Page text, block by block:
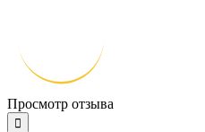
Просмотр отзыва